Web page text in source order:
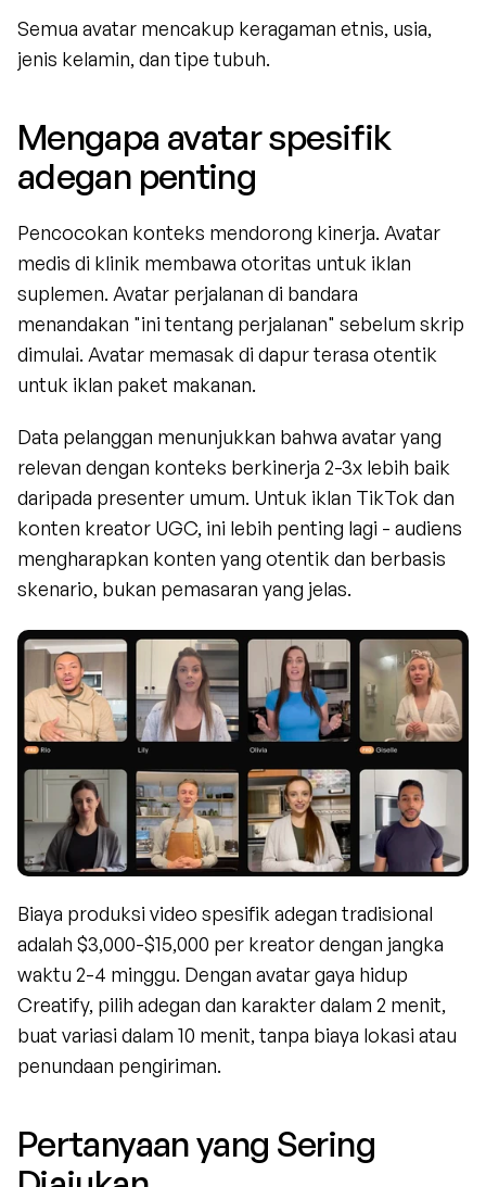
Semua avatar mencakup keragaman etnis, usia,
jenis kelamin, dan tipe tubuh.
Mengapa avatar spesifik
adegan penting
Pencocokan konteks mendorong kinerja. Avatar
medis di klinik membawa otoritas untuk iklan
suplemen. Avatar perjalanan di bandara
menandakan "ini tentang perjalanan" sebelum skrip
dimulai. Avatar memasak di dapur terasa otentik
untuk iklan paket makanan.
Data pelanggan menunjukkan bahwa avatar yang
relevan dengan konteks berkinerja 2-3x lebih baik
daripada presenter umum. Untuk iklan TikTok dan
konten kreator UGC, ini lebih penting lagi - audiens
mengharapkan konten yang otentik dan berbasis
skenario, bukan pemasaran yang jelas.
Biaya produksi video spesifik adegan tradisional
adalah $3,000-$15,000 per kreator dengan jangka
waktu 2-4 minggu. Dengan avatar gaya hidup
Creatify, pilih adegan dan karakter dalam 2 menit,
buat variasi dalam 10 menit, tanpa biaya lokasi atau
penundaan pengiriman.
Pertanyaan yang Sering